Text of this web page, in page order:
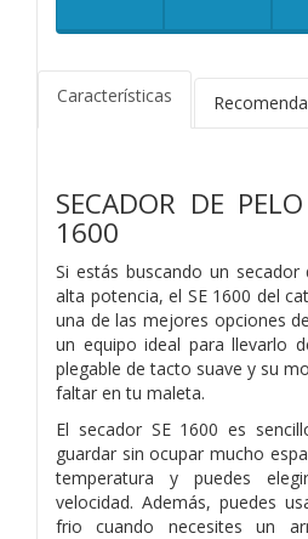
Características
SECADOR DE
1600
Si estás buscando un secador
alta potencia, el SE 1600 del
una de las mejores opciones
un equipo ideal para llevarlo
plegable de tacto suave y su
faltar en tu maleta.
El secador SE 1600 es
guardar sin ocupar mucho
temperatura y puedes
velocidad. Además, puedes
frio cuando necesites un